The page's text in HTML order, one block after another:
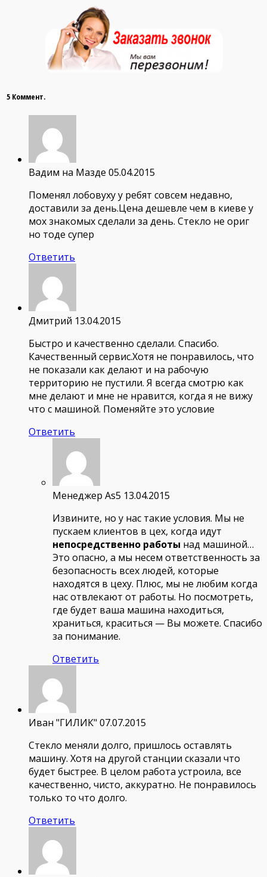
5 Коммент.
Вадим на Мазде 05.04.2015
Поменял лобовуху у ребят совсем недавно,
доставили за день.Цена дешевле чем в киеве у
мох знакомых сделали за день. Стекло не ориг
но тоде супер
Ответить
Дмитрий 13.04.2015
Быстро и качественно сделали. Спасибо.
Качественный сервис.Хотя не понравилось, что
не показали как делают и на рабочую
территорию не пустили. Я всегда смотрю как
мне делают и мне не нравится, когда я не вижу
что с машиной. Поменяйте это условие
Ответить
Менеджер As5 13.04.2015
Извините, но у нас такие условия. Мы не
пускаем клиентов в цех, когда идут
непосредственно работы над машиной…
Это опасно, а мы несем ответственность за
безопасность всех людей, которые
находятся в цеху. Плюс, мы не любим когда
нас отвлекают от работы. Но посмотреть,
где будет ваша машина находиться,
храниться, краситься — Вы можете. Спасибо
за понимание.
Ответить
Иван "ГИЛИК" 07.07.2015
Стекло меняли долго, пришлось оставлять
машину. Хотя на другой станции сказали что
будет быстрее. В целом работа устроила, все
качественно, чисто, аккуратно. Не понравилось
только то что долго.
Ответить